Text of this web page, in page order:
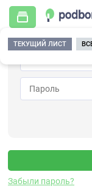
Забыли пароль?
ТЕКУЩИЙ ЛИСТ
Главная /
Проверенные